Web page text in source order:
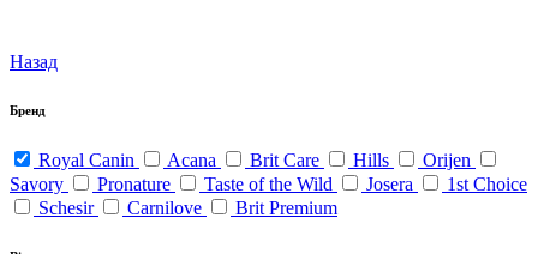
Назад
Бренд
Royal Canin Acana Brit Care Hills
Orijen
Savory
Pronature Taste of the Wild Josera
1st Choice
Schesir
Carnilove Brit Premium